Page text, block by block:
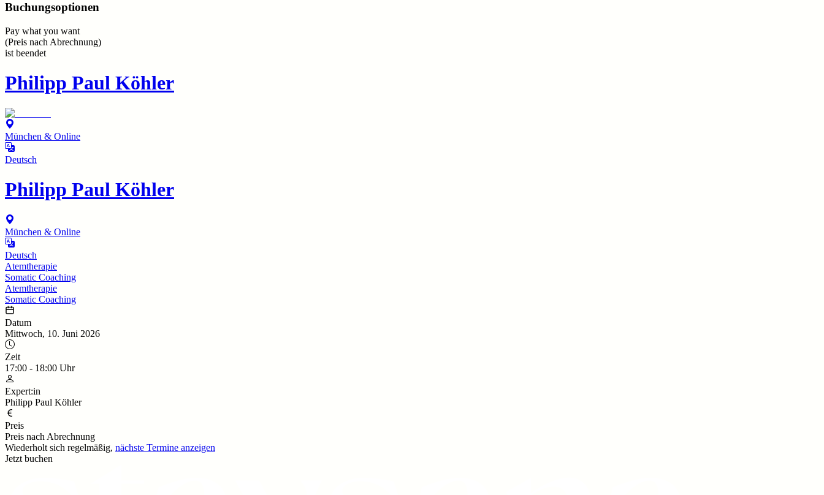
Buchungsoptionen
Pay what you want
(Preis nach Abrechnung)
ist beendet
Philipp Paul Köhler
München & Online
Deutsch
Philipp Paul Köhler
München & Online
Deutsch
Atemtherapie
Somatic Coaching
Atemtherapie
Somatic Coaching
Datum
Mittwoch, 10. Juni 2026
Zeit
17:00 - 18:00 Uhr
Expert:in
Philipp Paul Köhler
Preis
Preis nach Abrechnung
Wiederholt sich regelmäßig, nächste Termine anzeigen
Jetzt buchen